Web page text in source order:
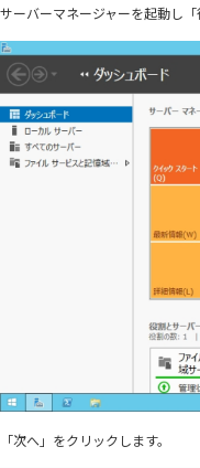
サーバーマネージャーを起動し
「次へ」をクリックします。